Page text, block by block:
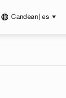
Candean | es